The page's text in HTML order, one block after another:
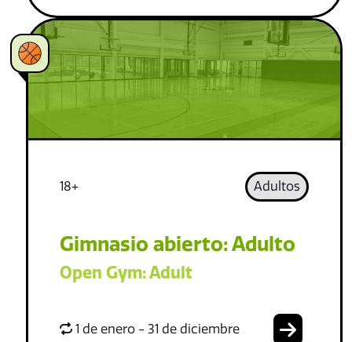
18+ Adultos
Gimnasio abierto: Adulto
Open Gym: Adult
1 de enero - 31 de diciembre